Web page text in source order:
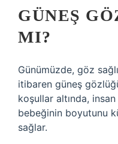
GÜNEŞ
MI?
Günümüzde, göz
itibaren güneş
koşullar altında,
bebeğinin boyutunu
sağlar.